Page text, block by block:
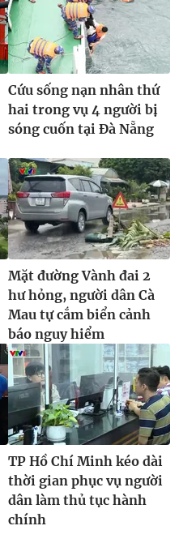
Cứu sống nạn nhân thứ
hai trong vụ 4 người bị
sóng cuốn tại Đà Nẵng
Mặt đường Vành đai 2
hư hỏng, người dân Cà
Mau tự cắm biển cảnh
báo nguy hiểm
TP Hồ Chí Minh kéo dài
thời gian phục vụ người
dân làm thủ tục hành
chính